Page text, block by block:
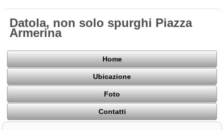
Datola, non solo spurghi Piazza
Armerina
Home
Ubicazione
Foto
Contatti